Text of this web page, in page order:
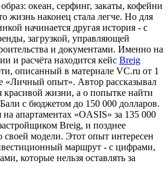
океан, серфинг, закаты, кофейни
жизнь наконец стала легче. Но для
начинается другая история - с
загрузкой, управляющей
и документами. Именно на
и расчёта находится кейс Breig
описанный в материале VC.ru от 1
«Личный опыт». Автор рассказывал
красивой жизни, а о попытке найти
с бюджетом до 150 000 долларов.
апартаментах «OASIS» за 135 000
Breig, и позднее
своей модели. Этот опыт интересен
маршрут - с цифрами,
которые нельзя оставлять за